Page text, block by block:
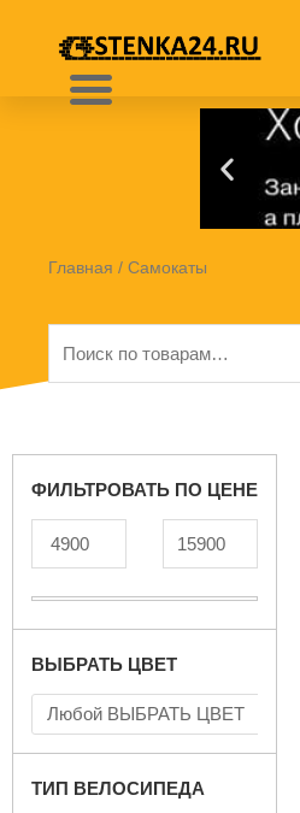
содержимому
Главная / Самокаты
ФИЛЬТРОВАТЬ ПО ЦЕНЕ
ВЫБРАТЬ ЦВЕТ
ТИП ВЕЛОСИПЕДА